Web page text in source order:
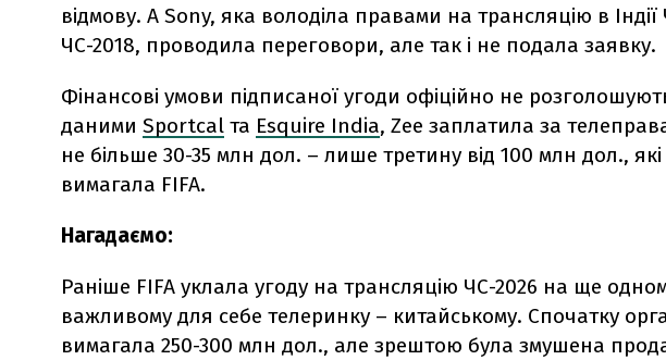
відмову. А Sony, яка володіла правами на трансляцію в Індії
ЧС-2018, проводила переговори, але так і не подала заявку.
Фінансові умови підписаної угоди офіційно не
даними Sportcal та Esquire India, Zee заплатила за
не більше 30-35 млн дол. – лише третину від 100 млн дол.,
вимагала FIFA.
Нагадаємо:
Раніше FIFA уклала угоду на трансляцію ЧС-2026 на ще
важливому для себе телеринку – китайському. Спочатку
вимагала 250-300 млн дол., але зрештою була змушена